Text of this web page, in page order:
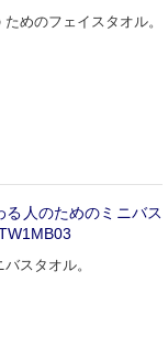
めのフェイスタオル。
る人のためのミニバス
スタオル。